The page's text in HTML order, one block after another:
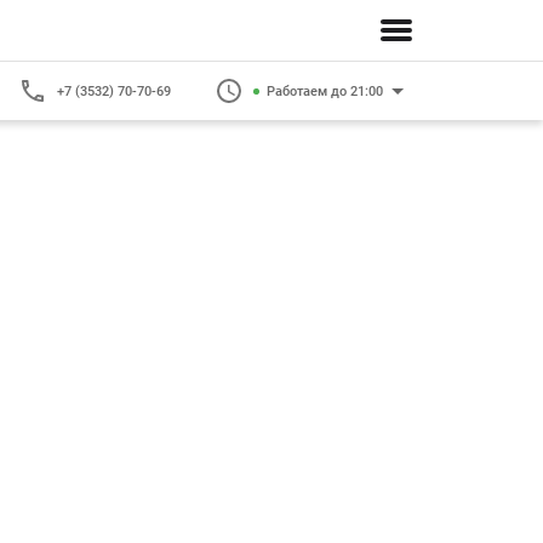
+7 (3532) 70-70-69 Работаем до 21:00